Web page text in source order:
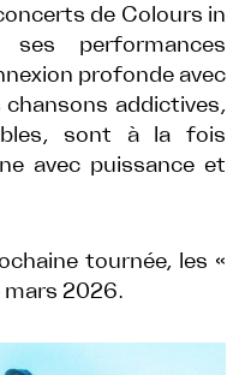
de Colours in
performances
profonde avec
addictives,
sont à la fois
avec puissance et
tournée, les «
mars 2026.